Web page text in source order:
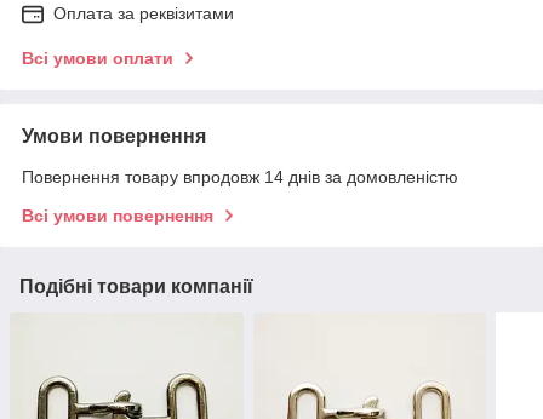
Оплата за реквізитами
Всі умови оплати
Умови повернення
Повернення товару впродовж 14 днів за домовленістю
Всі умови повернення
Подібні товари компанії